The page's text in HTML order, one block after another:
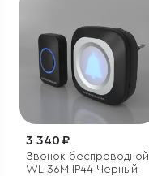
3 340 ₽
Звонок беспроводной
WL 36M IP44 Черный